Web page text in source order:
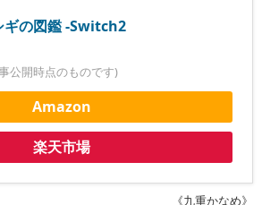
ギの図鑑 -Switch2
公開時点のものです)
Amazon
楽天市場
《九重かなめ》